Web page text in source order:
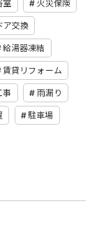
室 火災保険
ア交換
給湯器凍結
賃貸リフォーム
事 雨漏り
駐車場